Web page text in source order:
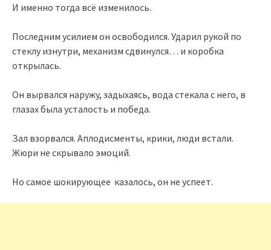
И именно тогда всё изменилось.
Последним усилием он освободился. Ударил рукой по
стеклу изнутри, механизм сдвинулся… и коробка
открылась.
Он вырвался наружу, задыхаясь, вода стекала с него, в
глазах была усталость и победа.
Зал взорвался. Аплодисменты, крики, люди встали.
Жюри не скрывало эмоций.
Но самое шокирующее казалось, он не успеет.